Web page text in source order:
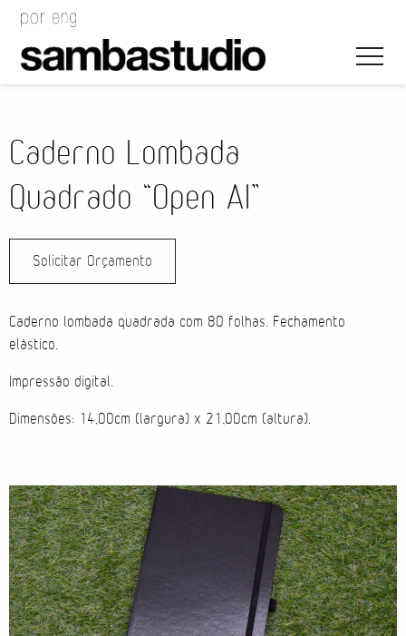
Direção Artística
Desenho de Evento
Produção de Evento
Suporte de Evento
Sacolas
Caderno Lombada
Quadrado “Open AI”
Solicitar Orçamento
Caderno lombada quadrada com 80 folhas. Fechamento
elástico.
Impressão digital.
Dimensões: 14,00cm (largura) x 21,00cm (altura).